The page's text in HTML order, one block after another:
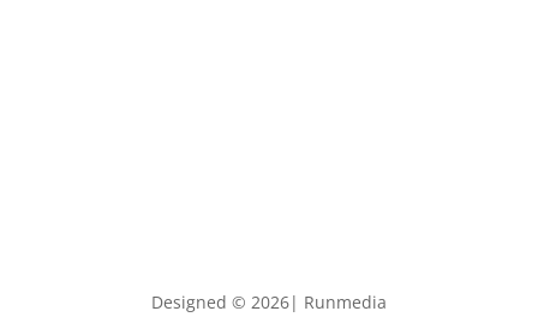
Designed © 2026| Runmedia